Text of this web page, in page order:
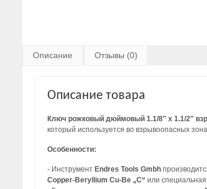
Описание Отзывы (0)
Описание товара
Ключ рожковый дюймовый 1.1/8″ x 1.1/2″
который используется во взрывоопасных
Особенности:
- Инструмент Endres Tools Gmbh
Copper-Beryllium Cu-Be „C“ или